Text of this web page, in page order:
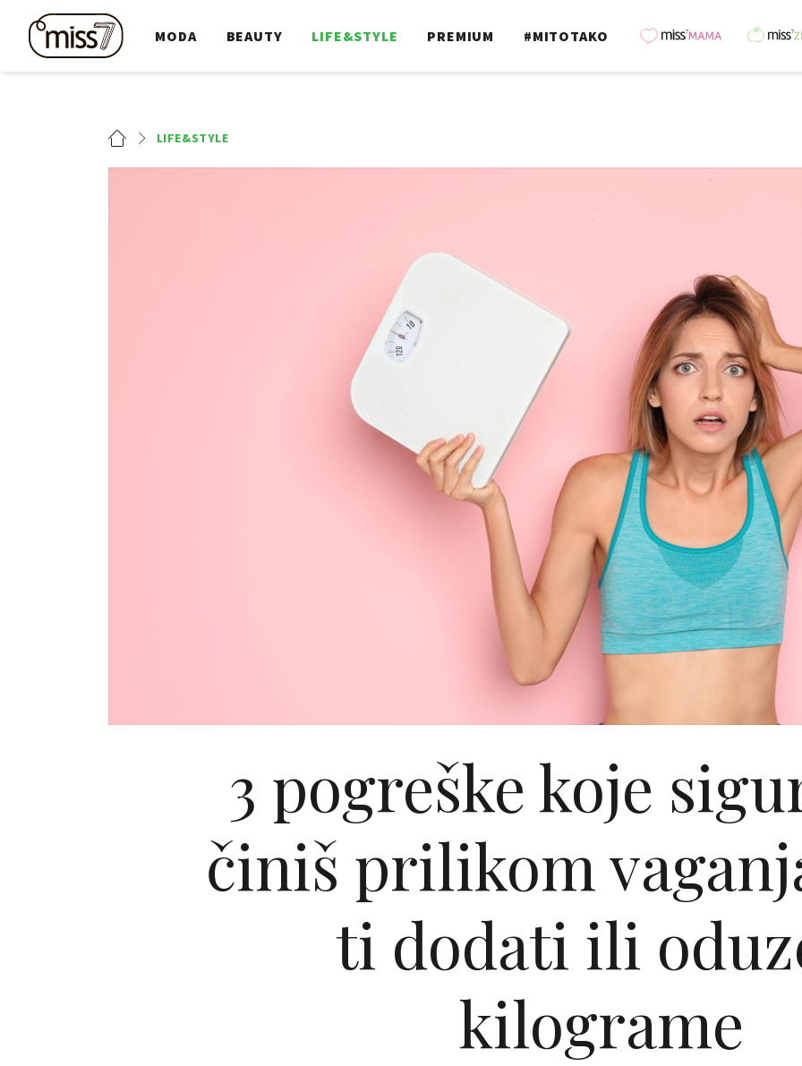
MODA BEAUTY LIFE&STYLE PREMIUM #MITOTAKO
LIFE&STYLE
3 pogreške koje
činiš prilikom
ti dodati ili
kilograme